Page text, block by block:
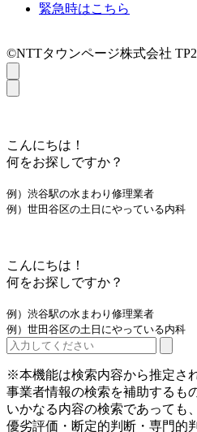
緊急時はこちら
©NTTタウンページ株式会社
こんにちは！
何をお探しですか？
例）渋谷駅の水まわり修理業者
例）世田谷区の土日にやっている内科
こんにちは！
何をお探しですか？
例）渋谷駅の水まわり修理業者
例）世田谷区の土日にやっている内科
※本機能は検索内容から推定さ
事業者情報の検索を補助するも
いかなる内容の検索であっても
優劣評価・断定的判断・専門的